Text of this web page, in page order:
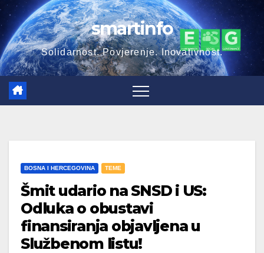
Skip
to
content
smartinfo
Solidarnost. Povjerenje. Inovativnost.
BOSNA I HERCEGOVINA TEME
Šmit udario na SNSD i US:
Odluka o obustavi
finansiranja objavljena u
Službenom listu!